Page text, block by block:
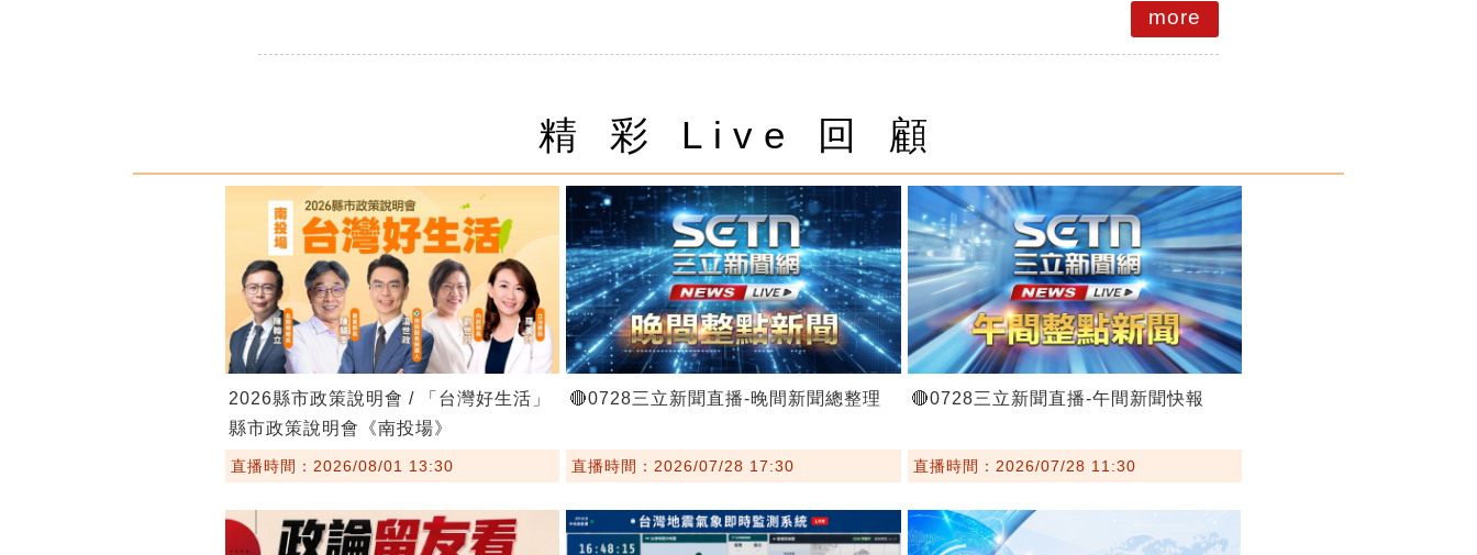
more
精 彩 Live 回 顧
2026縣市政策說明會 / 「台灣好生活」
縣市政策說明會《南投場》
直播時間：2026/08/01 13:30
🔴0728三立新聞直播-晚間新聞總整理
直播時間：2026/07/28 17:30
🔴0728三立新聞直播-午間新聞快報
直播時間：2026/07/28 11:30